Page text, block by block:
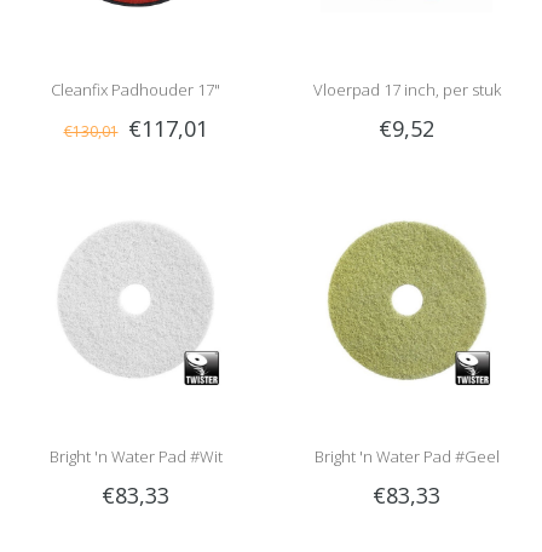
Cleanfix Padhouder 17"
€130,01 €117,01
Vloerpad 17 inch, per stuk
€9,52
Bright 'n Water Pad #Wit
€83,33
Bright 'n Water Pad #Geel
€83,33